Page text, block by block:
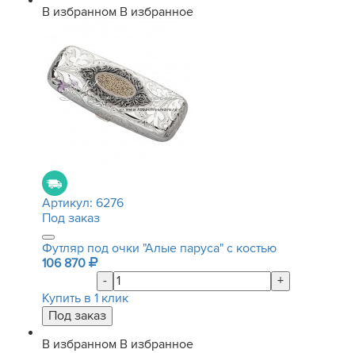
В избранном В избранное
Артикул: 6276
Под заказ
Футляр под очки "Алые паруса" с костью
106 870
-
+
Купить в 1 клик
В избранном В избранное